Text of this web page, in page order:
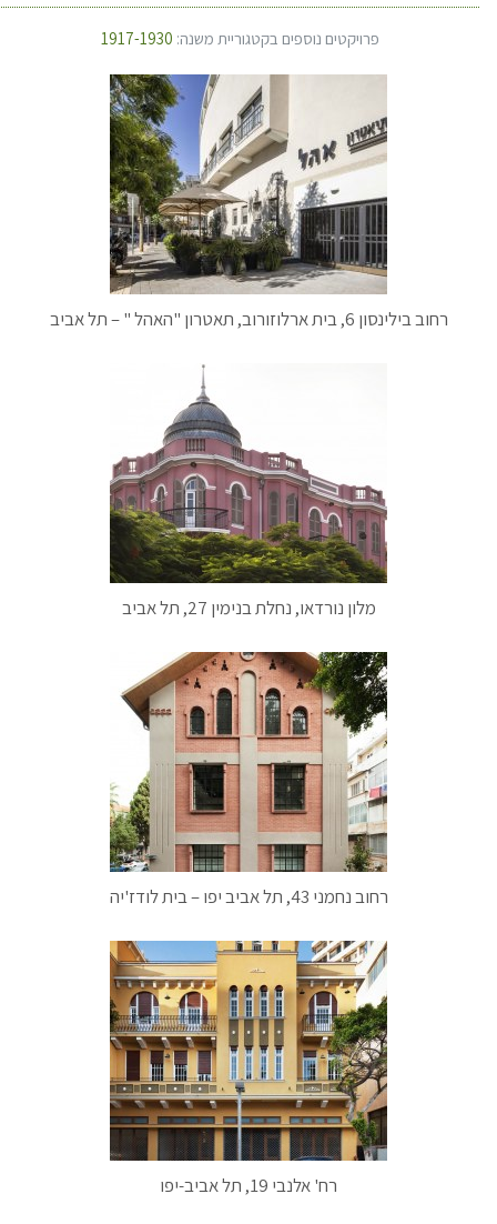
פרויקטים נוספים בקטגוריית משנה: 1917-1930
רחוב בילינסון 6, בית ארלוזורוב, תאטרון "האהל " – תל אביב
מלון נורדאו, נחלת בנימין 27, תל אביב
רחוב נחמני 43, תל אביב יפו – בית לודז'יה
רח' אלנבי 19, תל אביב-יפו